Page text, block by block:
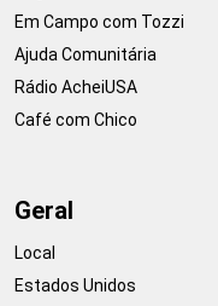
Em Campo com Tozzi
Ajuda Comunitária
Rádio AcheiUSA
Café com Chico
Geral
Local
Estados Unidos